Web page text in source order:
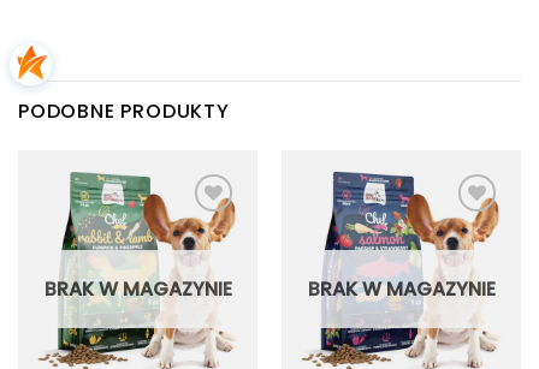
PODOBNE PRODUKTY
Dodaj
do
listy
życzeń
BRAK W MAGAZYNIE
Dodaj
do
listy
życzeń
BRAK W MAGAZYNIE